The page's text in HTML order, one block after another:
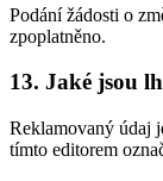
Podání žádosti o
zpoplatněno.
13. Jaké jsou
Reklamovaný údaj
tímto editorem